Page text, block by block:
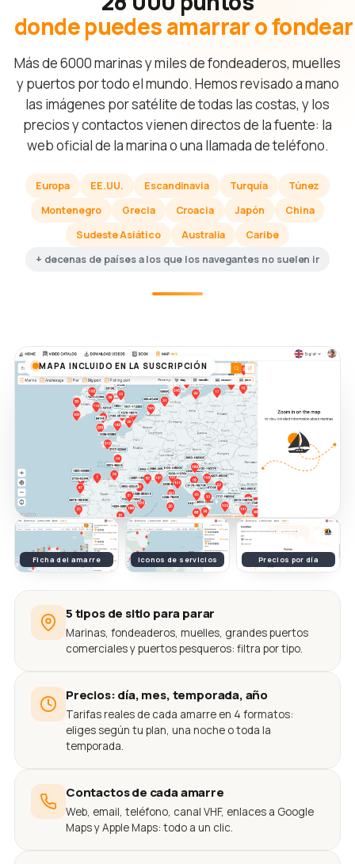
donde puedes amarrar o fondear
Más de 6000 marinas y miles de fondeaderos, muelles
y puertos por todo el mundo. Hemos revisado a mano
las imágenes por satélite de todas las costas, y los
precios y contactos vienen directos de la fuente: la
web oficial de la marina o una llamada de teléfono.
Europa EE.UU. Escandinavia Turquía
Túnez
Montenegro
Grecia Croacia Japón
China
Sudeste Asiático
Australia
Caribe
+ decenas de países a los que los navegantes no suelen ir
MAPA INCLUIDO EN LA SUSCRIPCIÓN
Ficha del amarre Iconos de servicios Precios por día
5 tipos de sitio para parar
Marinas, fondeaderos, muelles, grandes puertos
comerciales y puertos pesqueros: filtra por tipo.
Precios: día, mes, temporada, año
Tarifas reales de cada amarre en 4 formatos:
eliges según tu plan, una noche o toda la
temporada.
Contactos de cada amarre
Web, email, teléfono, canal VHF, enlaces a Google
Maps y Apple Maps: todo a un clic.